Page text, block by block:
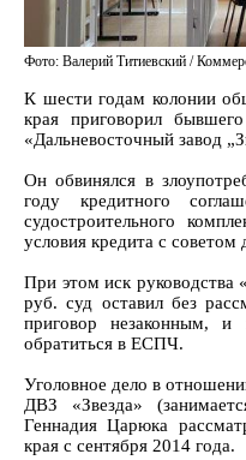
Фото: Валерий Титиевский /
К шести годам колонии
края приговорил
«Дальневосточный завод
Он обвинялся в
году кредитного
судостроительного
условия кредита с советом
При этом иск
руб. суд оставил без
приговор незаконным,
обратиться в ЕСПЧ.
Уголовное дело в
ДВЗ «Звезда»
Геннадия Царюка
края с сентября 2014 года.